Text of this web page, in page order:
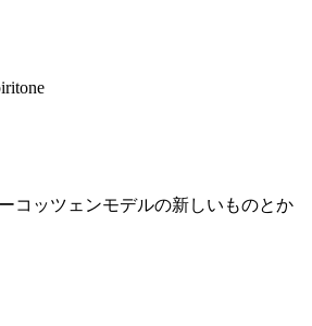
コッツェンモデルの新しいものとか